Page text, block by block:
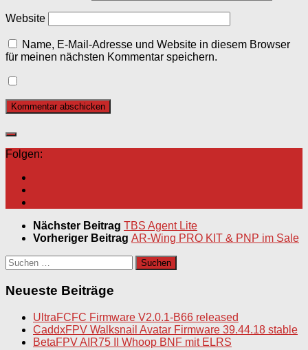
Website
Name, E-Mail-Adresse und Website in diesem Browser
für meinen nächsten Kommentar speichern.
Folgen:
Nächster Beitrag TBS Agent Lite
Vorheriger Beitrag AR-Wing PRO KIT & PNP im Sale
Suchen
nach:
Neueste Beiträge
UltraFCFC Firmware V2.0.1-B66 released
CaddxFPV Walksnail Avatar Firmware 39.44.18 stable
BetaFPV AIR75 II Whoop BNF mit ELRS